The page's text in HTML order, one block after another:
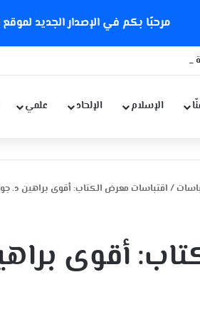
مرحبًا بكم في الإصدار الجديد
الجديدة
الإسلام الإلحاد علمي
/ اقتباسات معرض الكتاب: أقوى براهين د.
أقوى